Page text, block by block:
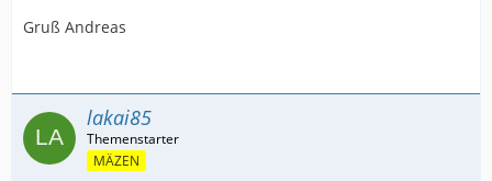
Gruß Andreas
lakai85
MÄZEN